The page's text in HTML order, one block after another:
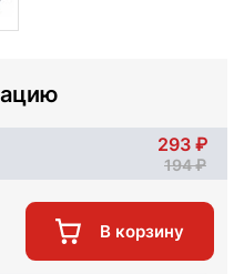
293
194
В корзину